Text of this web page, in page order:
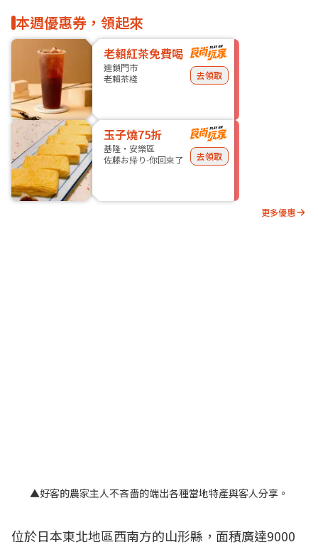
本週優惠券，領起來
老賴紅茶免費喝
連鎖門市
老賴茶棧
去領取
玉子燒75折
基隆・安樂區
佐藤お帰り-你回來了
去領取
更多優惠
▲好客的農家主人不吝嗇的端出各種當地特產與客人分享。
位於日本東北地區西南方的山形縣，面積廣達9000